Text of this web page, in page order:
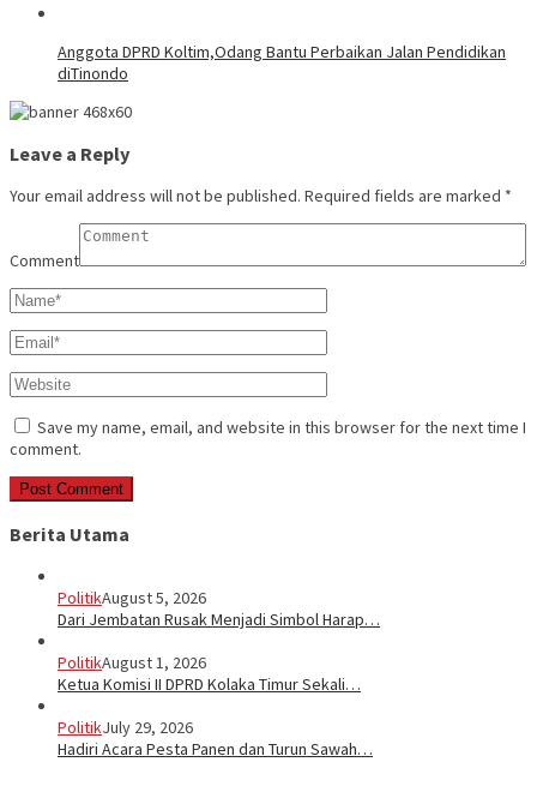
Anggota DPRD Koltim,Odang Bantu Perbaikan Jalan Pendidikan
diTinondo
Leave a Reply
Your email address will not be published. Required fields are marked *
Comment
Save my name, email, and website in this browser for the next time I
comment.
Berita Utama
PolitikAugust 5, 2026
Dari Jembatan Rusak Menjadi Simbol Harap…
PolitikAugust 1, 2026
Ketua Komisi II DPRD Kolaka Timur Sekali…
PolitikJuly 29, 2026
Hadiri Acara Pesta Panen dan Turun Sawah…